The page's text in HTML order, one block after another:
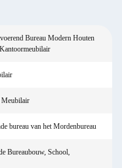
Bureau Modern Houten
Meubilair
bureau van het Mordenbureau
Bureaubouw, School,